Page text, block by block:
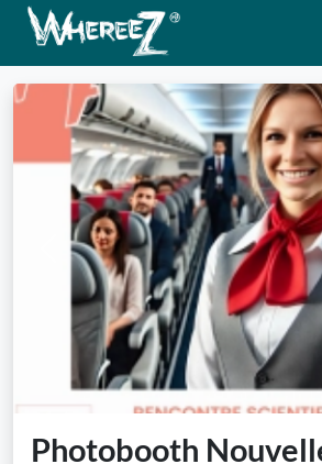
Previous
Photobooth